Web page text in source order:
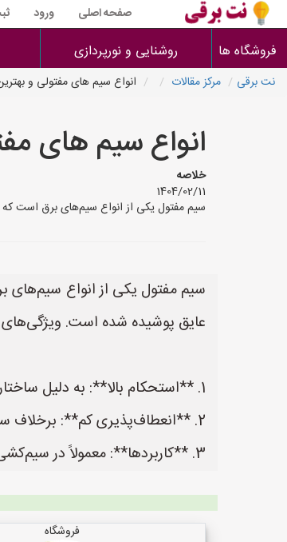
صفحه اصلی ورود
فروشگاه ها روشنایی و نورپردازی
نت برقی مرکز مقالات انواع سیم های مفتولی و
انواع سیم های
خلاصه
1404/02/11
سیم مفتول یکی از انواع سیم‌های برق است
سیم مفتول یکی از انواع سیم‌های
عایق پوشیده شده است.
1. **استحکام بالا**: به دلیل ساختار یکپارچه، این سیم مقاومت مکانیکی بالایی دارد.
2. **انعطاف‌پذیری کم**: برخلاف سیم‌های افشان، سیم مفتول انعطاف‌پذیری کمتری دارد و برای کاربردهای ثابت مناسب است.
3. **کاربردها**: معمولاً در سیم‌کشی داخلی تابلوهای برق، سیستم‌های روشنایی و پروژه‌های ساختمانی استفاده می‌شود.
فروشگاه